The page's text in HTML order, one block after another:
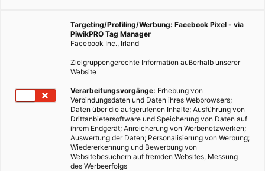
Targeting/Profiling/Werbung: Facebook Pixel - via
PiwikPRO Tag Manager
Facebook Inc., Irland
Zielgruppengerechte Information außerhalb unserer
Website
Verarbeitungsvorgänge: Erhebung von
Verbindungsdaten und Daten ihres Webbrowsers;
Daten über die aufgerufenen Inhalte; Ausführung von
Drittanbietersoftware und Speicherung von Daten auf
ihrem Endgerät; Anreicherung von Werbenetzwerken;
Auswertung der Daten; Personalisierung von Werbung;
Wiedererkennung und Bewerbung von
Websitebesuchern auf fremden Websites, Messung
des Werbeerfolgs